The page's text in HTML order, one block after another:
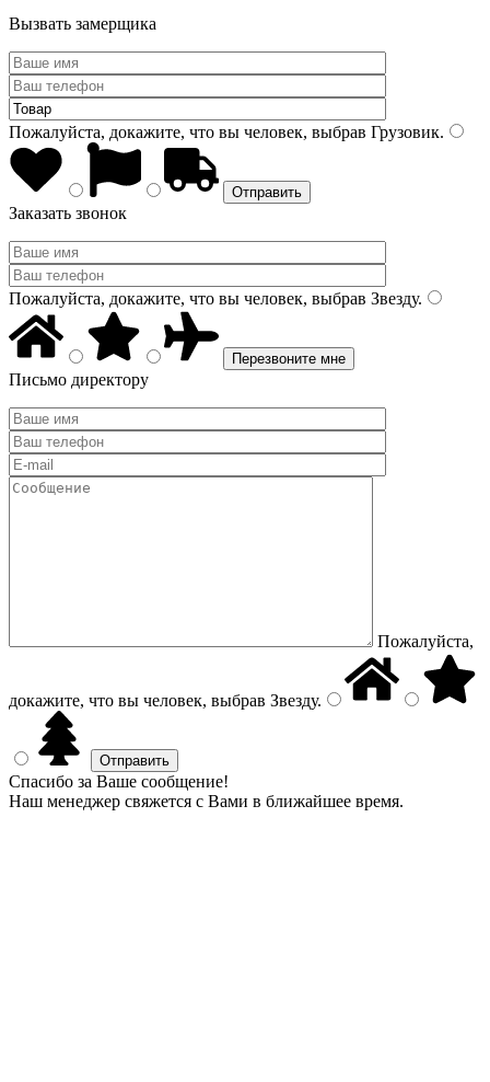
Вызвать замерщика
Пожалуйста, докажите, что вы человек, выбрав Грузовик.
Заказать звонок
Пожалуйста, докажите, что вы человек, выбрав Звезду.
Письмо директору
Пожалуйста,
докажите, что вы человек, выбрав Звезду.
Спасибо за Ваше сообщение!
Наш менеджер свяжется с Вами в ближайшее время.